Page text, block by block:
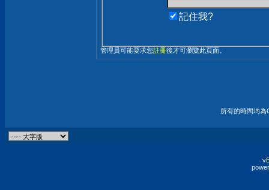
記住我?
管理員可能要求您註冊後才可瀏覽此頁面。
所有的時間均為